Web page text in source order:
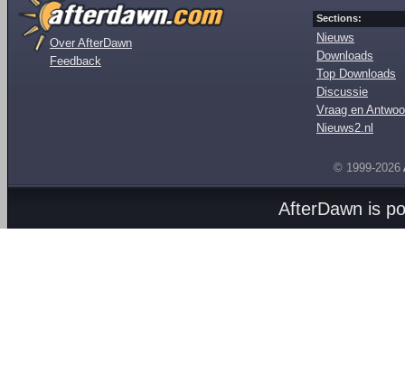
Over AfterDawn
Feedback
Sections:
Nieuws
Downloads
Top Downloads
Discussie
Vraag en
Nieuws2.nl
© 1999-2026
AfterDawn is